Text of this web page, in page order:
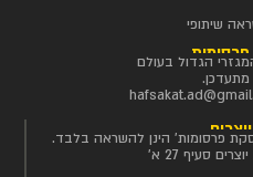
שיתופי
הגדול בעולם
פרסומות' הינן להשראה בלבד.
סעיף 27 א'